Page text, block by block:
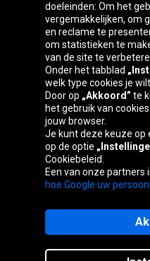
Česká
republika
France Italia
Österreich
Sitemaps
doeleinden: Om het
vergemakkelijken, om
en reclame te
om statistieken te
van de site te
Onder het tabblad
welk type cookies je
Door op „Akkoord” te
het gebruik van
jouw browser.
Je kunt deze keuze
op de optie
Cookiebeleid.
Een van onze partners
hoe Google uw